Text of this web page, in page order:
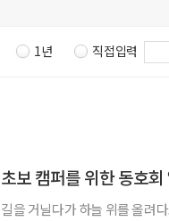
1년 직접입력
초보 캠퍼를 위한 동호회
길을 거닐다가 하늘 위를 올려